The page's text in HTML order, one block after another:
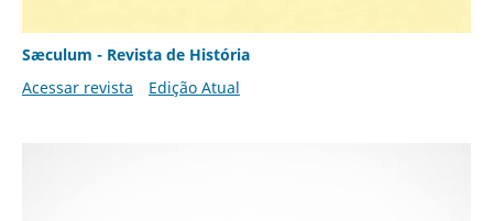
Sæculum - Revista de História
Acessar revista
Edição Atual